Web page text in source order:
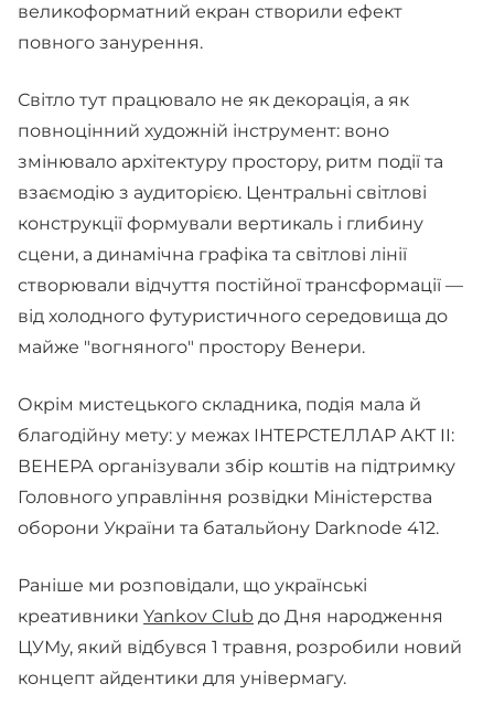
великоформатний екран створили ефект
повного занурення.
Світло тут працювало не як декорація, а як
повноцінний художній інструмент: воно
змінювало архітектуру простору, ритм події та
взаємодію з аудиторією. Центральні світлові
конструкції формували вертикаль і глибину
сцени, а динамічна графіка та світлові лінії
створювали відчуття постійної трансформації —
від холодного футуристичного середовища до
майже "вогняного" простору Венери.
Окрім мистецького складника, подія мала й
благодійну мету: у межах ІНТЕРСТЕЛЛАР АКТ II:
ВЕНЕРА організували збір коштів на підтримку
Головного управління розвідки Міністерства
оборони України та батальйону Darknode 412.
Раніше ми розповідали, що українські
креативники Yankov Club до Дня народження
ЦУМу, який відбувся 1 травня, розробили новий
концепт айдентики для універмагу.